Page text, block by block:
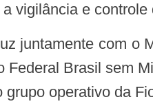
vigilância e
Federal Brasil sem
grupo operativo da